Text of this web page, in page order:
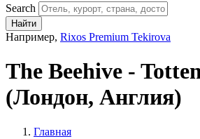
Search
Найти
Например, Rixos Premium Tekirova
The Beehive -
(Лондон, Англия)
Главная